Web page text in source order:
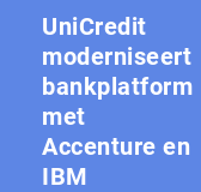
UniCredit
moderniseert
bankplatform
met
Accenture en
IBM